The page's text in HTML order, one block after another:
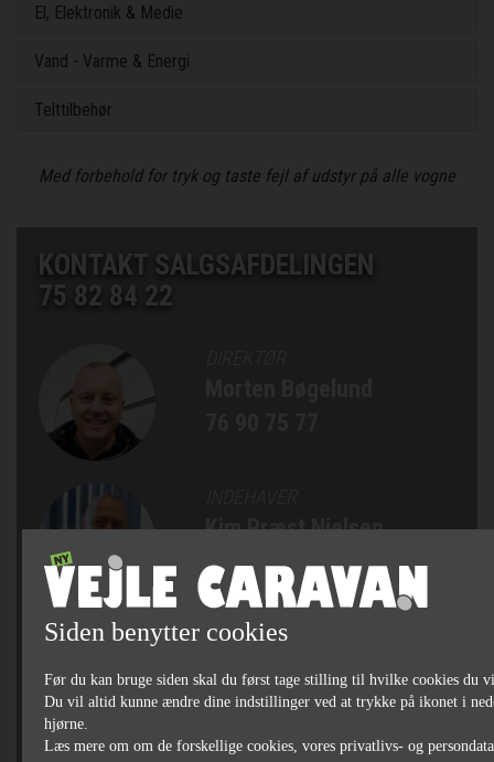
El, Elektronik & Medie
Vand - Varme & Energi
Telttilbehør
Med forbehold for tryk og taste fejl af udstyr på alle vogne
KONTAKT SALGSAFDELINGEN
75 82 84 22
Kim Præst Nielsen
76 90 75 75
SALGSCHEF, AUTOCAMPERE
Michael Bjørn Jakobsen
Siden benytter cookies
Før du kan bruge siden skal du først tage stilling til hvilke cookies du
Du vil altid kunne ændre dine indstillinger ved at trykke på ikonet i
hjørne.
Læs mere om om de forskellige cookies, vores privatlivs- og